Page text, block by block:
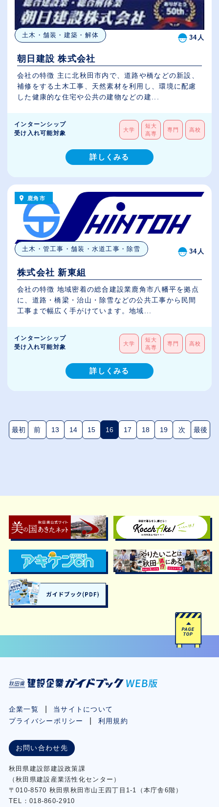
土木・舗装・建築・解体 34人
朝日建設 株式会社
会社の特徴 主に北秋田市内で、道路や橋などの新設、
補修をする土木工事、天然素材を利用し、環境に配慮
した健康的な住宅や公共の建物などの建...
インターンシップ
受け入れ可能対象
大学
短大
高専
専門 高校
詳しくみる
鹿角市
土木・管工事・舗装・水道工事・除雪 34人
株式会社 新東組
会社の特徴 地域密着の総合建設業鹿角市八幡平を拠点
に、道路・橋梁・治山・除雪などの公共工事から民間
工事まで幅広く手がけています。地域...
インターンシップ
受け入れ可能対象
大学
短大
高専
専門 高校
詳しくみる
最初 前 13 14 15 16(現在のページ)
17 18 19 次 最後
企業一覧
当サイトについて
プライバシーポリシー
利用規約
お問い合わせ先
秋⽥県建設部建設政策課
（秋⽥県建設産業活性化センター）
〒010-8570 秋田県秋田市⼭王四丁⽬1-1（本庁舎6階）
TEL：018-860-2910